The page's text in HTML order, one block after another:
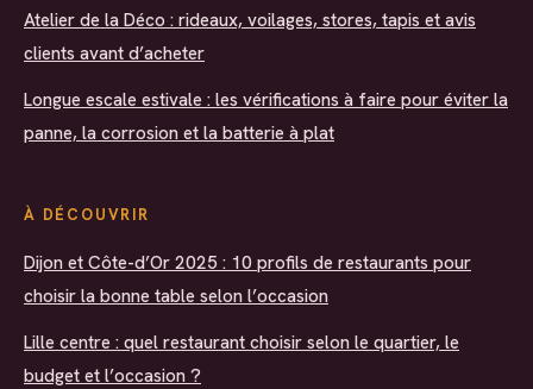
Atelier de la Déco : rideaux, voilages, stores, tapis et avis
clients avant d’acheter
Longue escale estivale : les vérifications à faire pour éviter la
panne, la corrosion et la batterie à plat
À DÉCOUVRIR
Dijon et Côte-d’Or 2025 : 10 profils de restaurants pour
choisir la bonne table selon l’occasion
Lille centre : quel restaurant choisir selon le quartier, le
budget et l’occasion ?